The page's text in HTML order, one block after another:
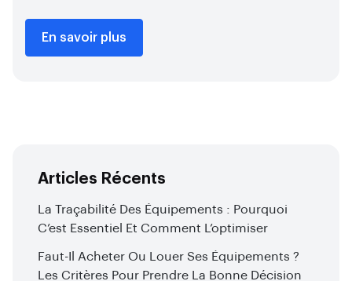
En savoir plus
Articles Récents
La Traçabilité Des Équipements : Pourquoi
C’est Essentiel Et Comment L’optimiser
Faut-Il Acheter Ou Louer Ses Équipements ?
Les Critères Pour Prendre La Bonne Décision